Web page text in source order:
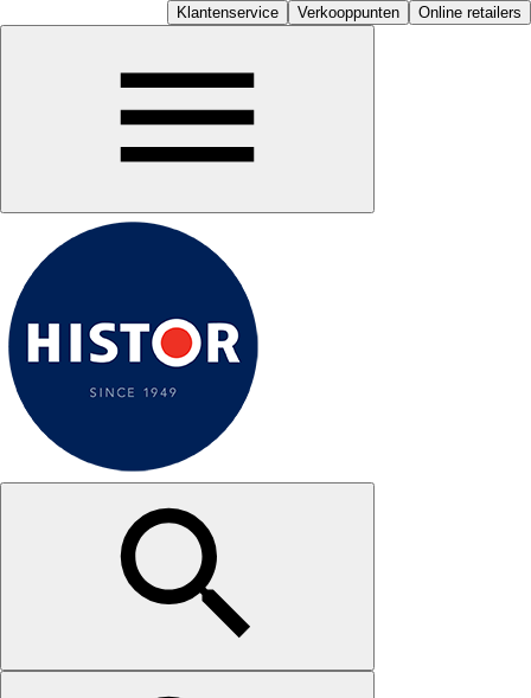
Klantenservice Verkooppunten Online retailers